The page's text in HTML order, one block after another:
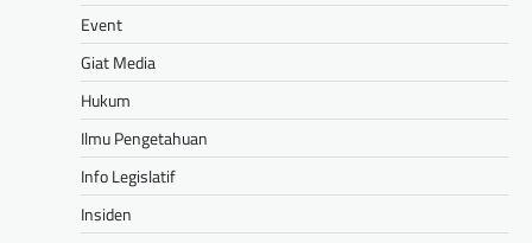
Event
Giat Media
Hukum
Ilmu Pengetahuan
Info Legislatif
Insiden